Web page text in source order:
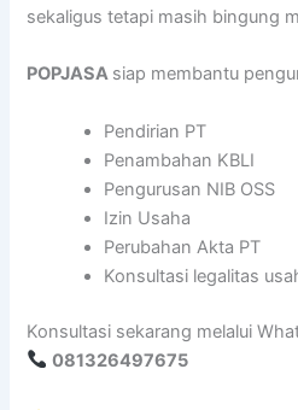
sekaligus tetapi masih bingung
POPJASA siap membantu
Pendirian PT
Penambahan KBLI
Pengurusan NIB OSS
Izin Usaha
Perubahan Akta PT
Konsultasi legalitas
Konsultasi sekarang melalui
081326497675